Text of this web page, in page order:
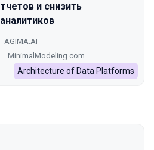
и снизить
AGIMA.AI
MinimalModeling.com
Architecture of Data Platforms